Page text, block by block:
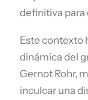
definitiva para
Este contexto
dinámica del
Gernot Rohr,
inculcar una